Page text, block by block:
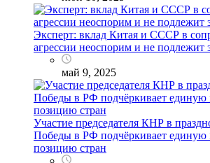
Эксперт: вклад Китая и СССР в
агрессии неоспорим и не подлежит
май 9, 2025
Участие председателя КНР в
Победы в РФ подчёркивает единую
позицию стран